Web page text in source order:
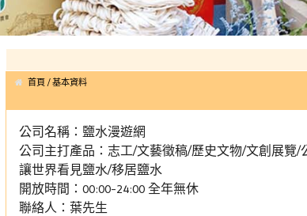
首頁 基本資料
公司名稱：鹽水漫遊網
公司主打產品：志工/文藝徵稿/歷史文物/文創展覽
讓世界看見鹽水/移居鹽水
開放時間：00:00-24:00 全年無休
聯絡人：葉先生